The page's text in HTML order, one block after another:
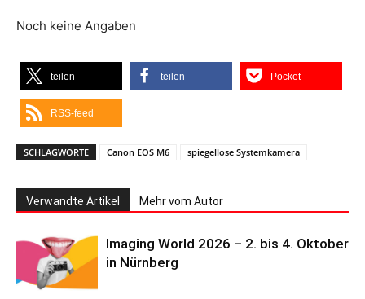
Noch keine Angaben
teilen teilen Pocket
RSS-feed
SCHLAGWORTE Canon EOS M6 spiegellose Systemkamera
Verwandte Artikel Mehr vom Autor
Imaging World 2026 – 2. bis 4. Oktober
in Nürnberg